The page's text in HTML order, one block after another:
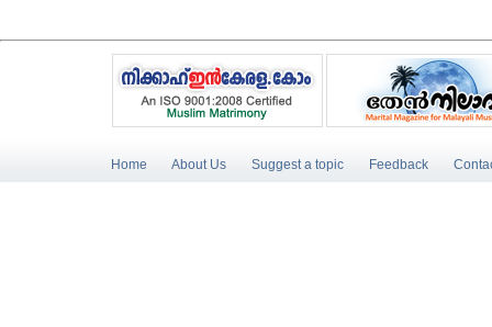
Home About Us Suggest a topic Feedback